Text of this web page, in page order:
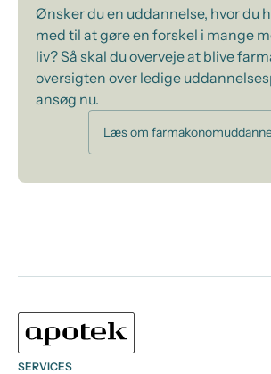
Ønsker du en uddannelse, hvor du
med til at gøre en forskel i mange
liv? Så skal du overveje at blive
oversigten over ledige
ansøg nu.
Læs om
SERVICES